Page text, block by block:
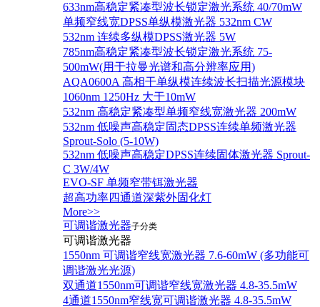
633nm高稳定紧凑型波长锁定激光系统 40/70mW
单频窄线宽DPSS单纵模激光器 532nm CW
532nm 连续多纵模DPSS激光器 5W
785nm高稳定紧凑型波长锁定激光系统 75-
500mW(用于拉曼光谱和高分辨率应用)
AQA0600A 高相干单纵模连续波长扫描光源模块
1060nm 1250Hz 大于10mW
532nm 高稳定紧凑型单频窄线宽激光器 200mW
532nm 低噪声高稳定固态DPSS连续单频激光器
Sprout‐Solo (5-10W)
532nm 低噪声高稳定DPSS连续固体激光器 Sprout-
C 3W/4W
EVO-SF 单频窄带铒激光器
超高功率四通道深紫外固化灯
More>>
可调谐激光器子分类
可调谐激光器
1550nm 可调谐窄线宽激光器 7.6-60mW (多功能可
调谐激光光源)
双通道1550nm可调谐窄线宽激光器 4.8-35.5mW
4通道1550nm窄线宽可调谐激光器 4.8-35.5mW